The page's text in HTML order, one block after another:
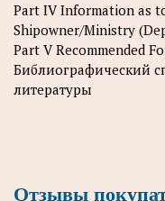
Part IV Information as
Shipowner/Ministry
Part V Recommended
Библиографический
литературы
Отзывы